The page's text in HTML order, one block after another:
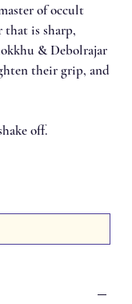
of occult
is sharp,
& Debolrajar
their grip, and
off.